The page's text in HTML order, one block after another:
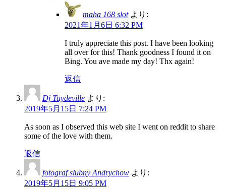
maha 168 slot より:
2021年1月6日 6:32 PM
I truly appreciate this post. I have been looking
all over for this! Thank goodness I found it on
Bing. You ave made my day! Thx again!
返信
Dj Taydeville より:
2019年5月15日 7:24 PM
As soon as I observed this web site I went on reddit to share
some of the love with them.
返信
fotograf slubny Andrychow より:
2019年5月15日 9:05 PM